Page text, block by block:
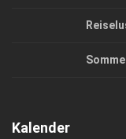
Kalender